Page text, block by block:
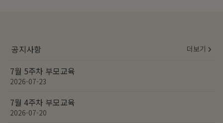
공지사항 더보기
7월 5주차 부모교육
2026-07-23
7월 4주차 부모교육
2026-07-20